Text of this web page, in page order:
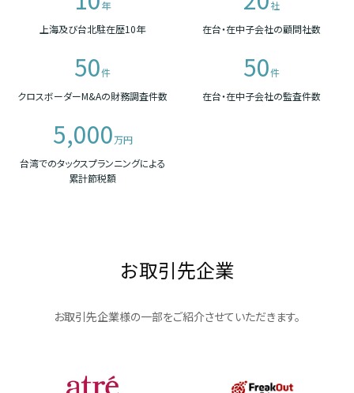
年
上海及び台北駐在歴10年
社
在台・在中子会社の顧問社数
50件
クロスボーダーM&Aの財務調査件数
50件
在台・在中子会社の監査件数
5,000万円
台湾でのタックスプランニングによる
累計節税額
お取引先企業
お取引先企業様の一部をご紹介させていただきます。